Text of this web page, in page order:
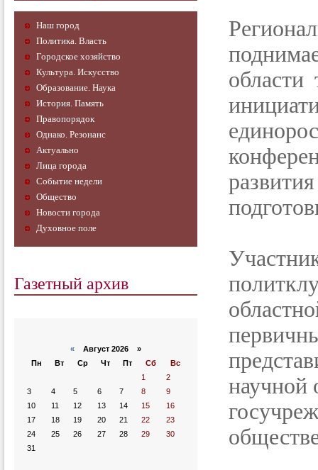
Наш город
Политика. Власть
Городское хозяйство
Культура. Искусство
Образование. Наука
История. Память
Правопорядок
Однако. Резонанс
Актуально
Лица города
Событие недели
Общество
Новости города
Духовное поле
Газетный архив
« Август 2026 »
Пн
Вт Ср Чт Пт Сб
Вс
1
2
3
4 5 6 7 8
9
10
11 12 13 14 15
16
17
18 19 20 21 22
23
24
25 26 27 28 29
30
31
научной